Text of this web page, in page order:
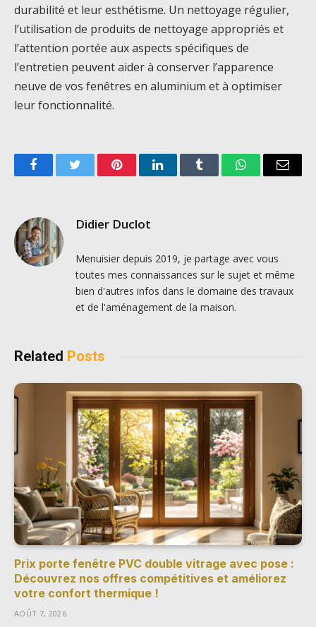
durabilité et leur esthétisme. Un nettoyage régulier,
l’utilisation de produits de nettoyage appropriés et
l’attention portée aux aspects spécifiques de
l’entretien peuvent aider à conserver l’apparence
neuve de vos fenêtres en aluminium et à optimiser
leur fonctionnalité.
FacebookTwitter PinterestLinkedInTumblr WhatsAppEmail
Didier Duclot
Menuisier depuis 2019, je partage avec vous
toutes mes connaissances sur le sujet et même
bien d'autres infos dans le domaine des travaux
et de l'aménagement de la maison.
Related Posts
Prix porte fenêtre PVC double vitrage avec pose :
Découvrez nos offres compétitives et améliorez
votre confort thermique !
AOÛT 7, 2026